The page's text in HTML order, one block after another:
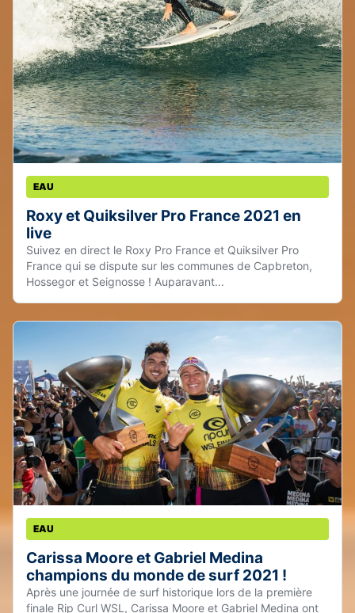
EAU
Roxy et Quiksilver Pro France 2021 en
live
Suivez en direct le Roxy Pro France et Quiksilver Pro
France qui se dispute sur les communes de Capbreton,
Hossegor et Seignosse ! Auparavant...
EAU
Carissa Moore et Gabriel Medina
champions du monde de surf 2021 !
Après une journée de surf historique lors de la première
finale Rip Curl WSL, Carissa Moore et Gabriel Medina ont